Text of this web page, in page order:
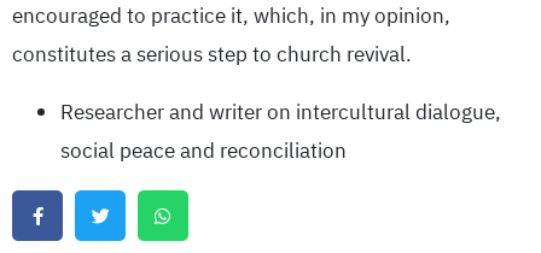
encouraged to practice it, which, in my opinion,
constitutes a serious step to church revival.
Researcher and writer on intercultural dialogue,
social peace and reconciliation